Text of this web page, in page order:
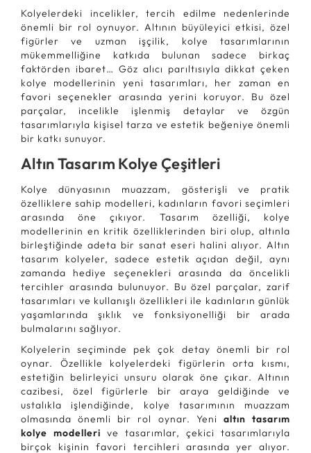
Kolyelerdeki incelikler, tercih edilme nedenlerinde
önemli bir rol oynuyor. Altının büyüleyici etkisi, özel
figürler ve uzman işçilik, kolye tasarımlarının
mükemmelliğine katkıda bulunan sadece birkaç
faktörden ibaret… Göz alıcı parıltısıyla dikkat çeken
kolye modellerinin yeni tasarımları, her zaman en
favori seçenekler arasında yerini koruyor. Bu özel
parçalar, incelikle işlenmiş detaylar ve özgün
tasarımlarıyla kişisel tarza ve estetik beğeniye önemli
bir katkı sunuyor.
Altın Tasarım Kolye Çeşitleri
Kolye dünyasının muazzam, gösterişli ve pratik
özelliklere sahip modelleri, kadınların favori seçimleri
arasında öne çıkıyor. Tasarım özelliği, kolye
modellerinin en kritik özelliklerinden biri olup, altınla
birleştiğinde adeta bir sanat eseri halini alıyor. Altın
tasarım kolyeler, sadece estetik açıdan değil, aynı
zamanda hediye seçenekleri arasında da öncelikli
tercihler arasında bulunuyor. Bu özel parçalar, zarif
tasarımları ve kullanışlı özellikleri ile kadınların günlük
yaşamlarında şıklık ve fonksiyonelliği bir arada
bulmalarını sağlıyor.
Kolyelerin seçiminde pek çok detay önemli bir rol
oynar. Özellikle kolyelerdeki figürlerin orta kısmı,
estetiğin belirleyici unsuru olarak öne çıkar. Altının
cazibesi, özel figürlerle bir araya geldiğinde ve
ustalıkla işlendiğinde, kolye tasarımının muazzam
olmasında önemli bir rol oynar. Yeni altın tasarım
kolye modelleri ve tasarımlar, çekici tasarımlarıyla
birçok kişinin favori tercihleri arasında yer alıyor.